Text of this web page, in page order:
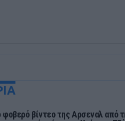
φοβερό βίντεο της Αρσεναλ από